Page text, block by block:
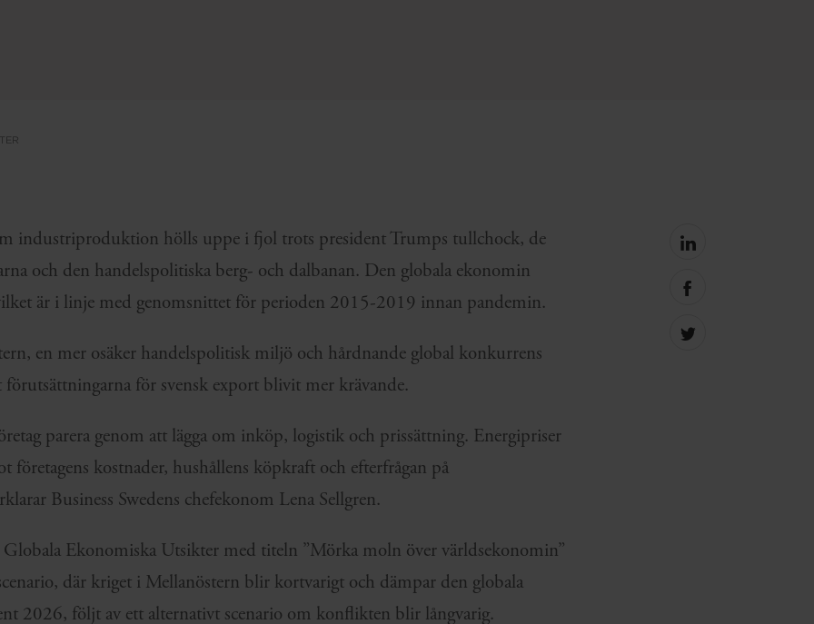
industriproduktion hölls uppe i fjol trots president Trumps tullchock, de
och den handelspolitiska berg- och dalbanan. Den globala ekonomin
är i linje med genomsnittet för perioden 2015-2019 innan pandemin.
en mer osäker handelspolitisk miljö och hårdnande global konkurrens
för svensk export blivit mer krävande.
parera genom att lägga om inköp, logistik och prissättning. Energipriser
företagens kostnader, hushållens köpkraft och efterfrågan på
Business Swedens chefekonom Lena Sellgren.
Globala Ekonomiska Utsikter med titeln ”Mörka moln över världsekonomin”
där kriget i Mellanöstern blir kortvarigt och dämpar den globala
2026, följt av ett alternativt scenario om konflikten blir långvarig.
Share
linkedin
Share
facebook
Share